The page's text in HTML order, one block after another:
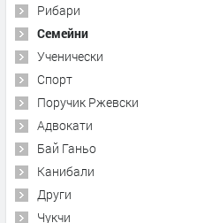
Рибари
Семейни
Ученически
Спорт
Поручик Ржевски
Адвокати
Бай Ганьо
Канибали
Други
Чукчи